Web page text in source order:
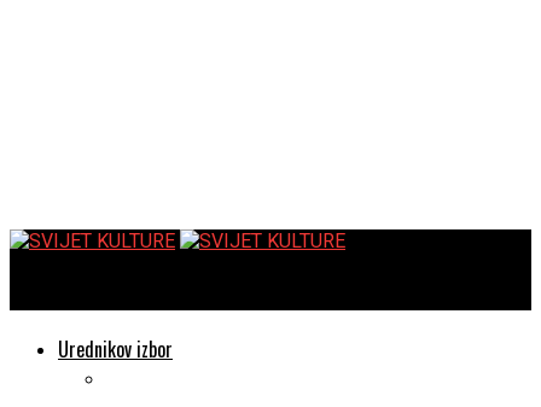
Urednikov izbor